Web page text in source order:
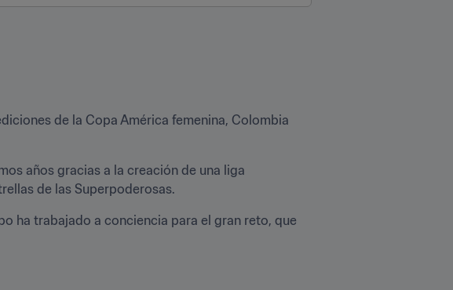
de la Copa América femenina, Colombia
años gracias a la creación de una liga
de las Superpoderosas.
ha trabajado a conciencia para el gran reto, que